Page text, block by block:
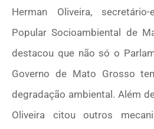
Herman Oliveira,
Popular Socioambiental de
destacou que não só o
Governo de Mato Grosso
degradação ambiental. Além
Oliveira citou outros